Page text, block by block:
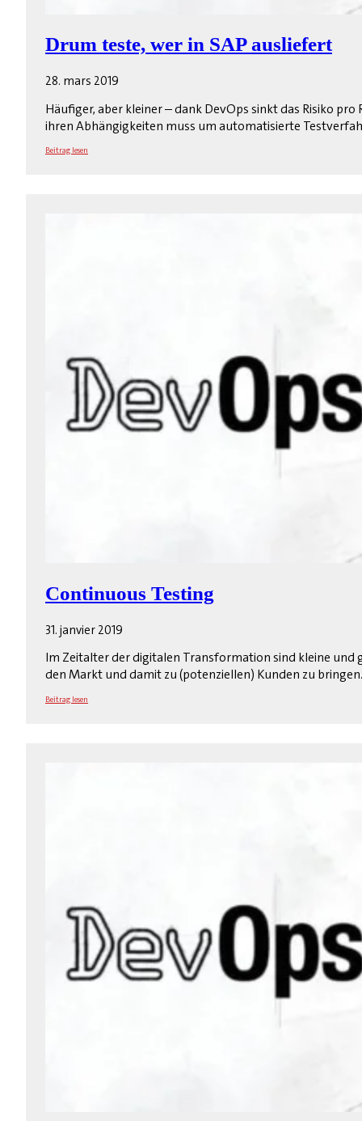
Drum teste, wer in SAP ausliefert
28. mars 2019
Häufiger, aber kleiner – dank DevOps sinkt das Risiko
ihren Abhängigkeiten muss um automatisierte
Beitrag lesen
Continuous Testing
31. janvier 2019
Im Zeitalter der digitalen Transformation sind kleine
den Markt und damit zu (potenziellen) Kunden zu bringen.
Beitrag lesen